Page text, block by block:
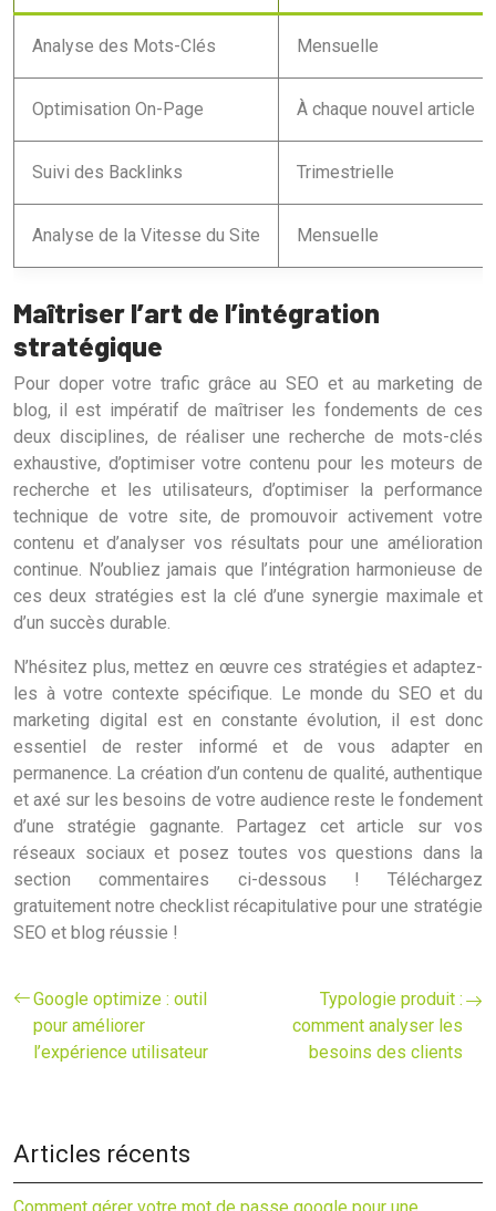
Analyse des Mots-Clés Mensuelle
Optimisation On-Page À chaque nouvel article
Suivi des Backlinks Trimestrielle
Analyse de la Vitesse du Site Mensuelle
Maîtriser l’art de l’intégration
stratégique
Pour doper votre trafic grâce au SEO et au marketing de
blog, il est impératif de maîtriser les fondements de ces
deux disciplines, de réaliser une recherche de mots-clés
exhaustive, d’optimiser votre contenu pour les moteurs de
recherche et les utilisateurs, d’optimiser la performance
technique de votre site, de promouvoir activement votre
contenu et d’analyser vos résultats pour une amélioration
continue. N’oubliez jamais que l’intégration harmonieuse de
ces deux stratégies est la clé d’une synergie maximale et
d’un succès durable.
N’hésitez plus, mettez en œuvre ces stratégies et adaptez-
les à votre contexte spécifique. Le monde du SEO et du
marketing digital est en constante évolution, il est donc
essentiel de rester informé et de vous adapter en
permanence. La création d’un contenu de qualité, authentique
et axé sur les besoins de votre audience reste le fondement
d’une stratégie gagnante. Partagez cet article sur vos
réseaux sociaux et posez toutes vos questions dans la
section commentaires ci-dessous ! Téléchargez
gratuitement notre checklist récapitulative pour une stratégie
SEO et blog réussie !
Google optimize : outil
pour améliorer
l’expérience utilisateur
Typologie produit :
comment analyser les
besoins des clients
Articles récents
Comment gérer votre mot de passe google pour une